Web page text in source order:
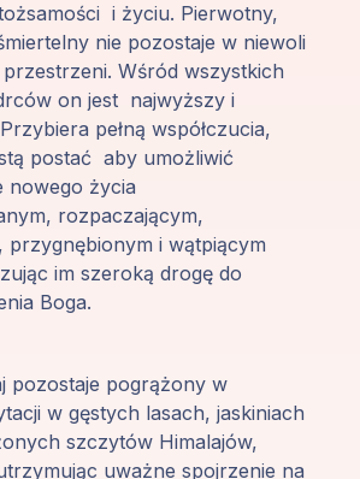
i życiu. Pierwotny,
nie pozostaje w niewoli
Wśród wszystkich
on jest najwyższy i
pełną współczucia,
postać aby umożliwić
nowego życia
rozpaczającym,
przygnębionym i wątpiącym
im szeroką drogę do
Boga.
pozostaje pogrążony w
w gęstych lasach, jaskiniach
szczytów Himalajów,
uważne spojrzenie na